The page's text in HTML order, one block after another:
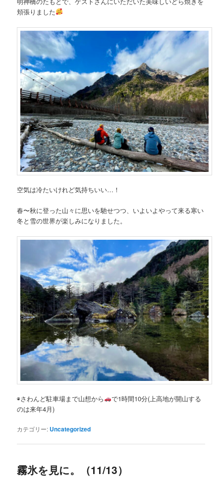
頬張りました
空気は冷たいけれど気持ちいい…！
春〜秋に登った山々に思いを馳せつつ、いよいよやって来る寒い
冬と雪の世界が楽しみになりました。
◉さわんど駐車場まで山想から
で1時間10分(上高地が開山する
のは来年4月)
カテゴリー: Uncategorized
霧氷を見に。（11/13）